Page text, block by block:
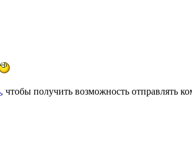
, чтобы получить возможность отправлять